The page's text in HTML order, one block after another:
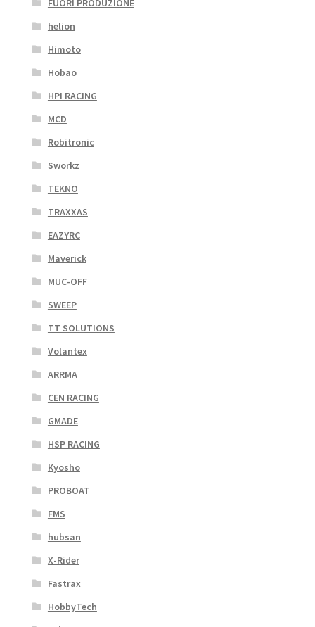
helion
Himoto
Hobao
HPI RACING
MCD
Robitronic
Sworkz
TEKNO
TRAXXAS
EAZYRC
Maverick
MUC-OFF
SWEEP
TT SOLUTIONS
Volantex
ARRMA
CEN RACING
GMADE
HSP RACING
Kyosho
PROBOAT
FMS
hubsan
X-Rider
Fastrax
HobbyTech